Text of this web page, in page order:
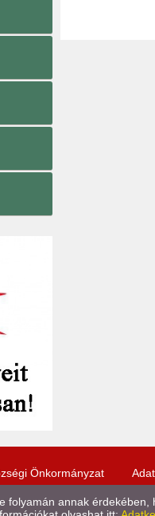
Önkormányzat
folyamán annak